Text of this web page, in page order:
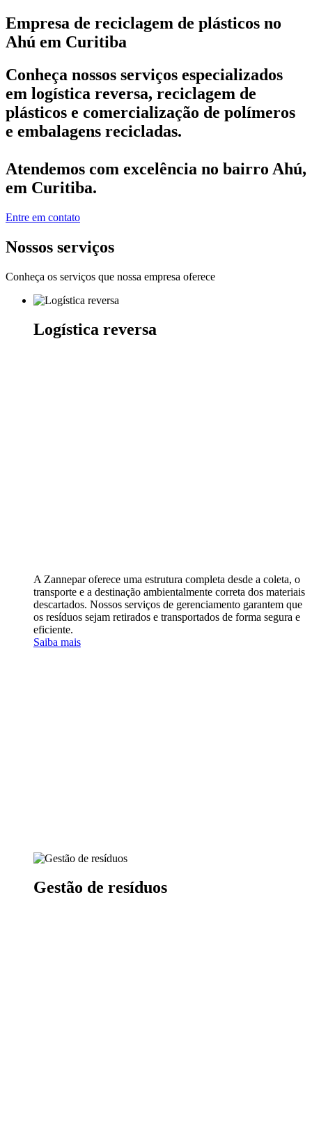
Empresa de reciclagem de plásticos no
Ahú em Curitiba
Conheça nossos serviços especializados
em logística reversa, reciclagem de
plásticos e comercialização de polímeros
e embalagens recicladas.
Atendemos com excelência no bairro Ahú,
em Curitiba.
Entre em contato
Nossos serviços
Conheça os serviços que nossa empresa oferece
Logística reversa
A Zannepar oferece uma estrutura completa desde a coleta, o
transporte e a destinação ambientalmente correta dos materiais
descartados. Nossos serviços de gerenciamento garantem que
os resíduos sejam retirados e transportados de forma segura e
eficiente.
Saiba mais
Gestão de resíduos